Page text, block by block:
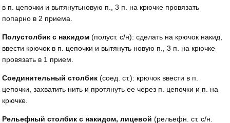
в п. цепочки и вытянутьновую п., 3 п. на крючке про­вязать
попарно в 2 приема.
Полустолбик с накидом (полуст. с/н): сделать на крючок накид,
ввести крючок в п. це­почки и вытянуть новую п., 3 п. на крючке
провязать в 1 прием.
Соединительный столбик (соед. ст.): крючок ввести в п.
цепочки, захватить нить и про­тянуть ее через п. цепочки и п. на
крючке.
Рельефный столбик с наки­дом, лицевой (рельефн. ст. с/н.